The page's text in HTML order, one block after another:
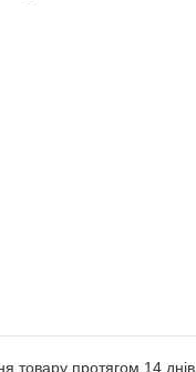
товару протягом 14 днів